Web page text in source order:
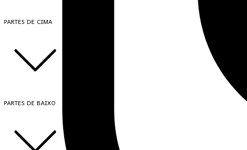
PARTES DE CIMA
PARTES DE BAIXO